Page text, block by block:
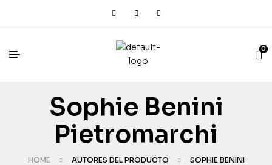
0
Sophie Benini
Pietromarchi
HOME AUTORES DEL PRODUCTO
SOPHIE BENINI